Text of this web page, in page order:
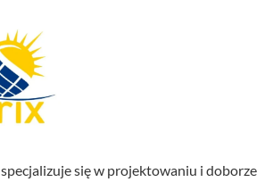
specjalizuje się w projektowaniu i doborze